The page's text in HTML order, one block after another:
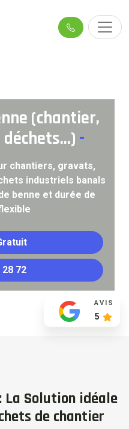
(chantier,
-
chantiers, gravats,
industriels banals
benne et durée de
28 72
AVIS
5
La Solution idéale
de chantier